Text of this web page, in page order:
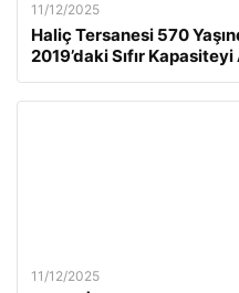
11/12/2025
Haliç Tersanesi 570
2019’daki Sıfır Kapasiteyi
11/12/2025